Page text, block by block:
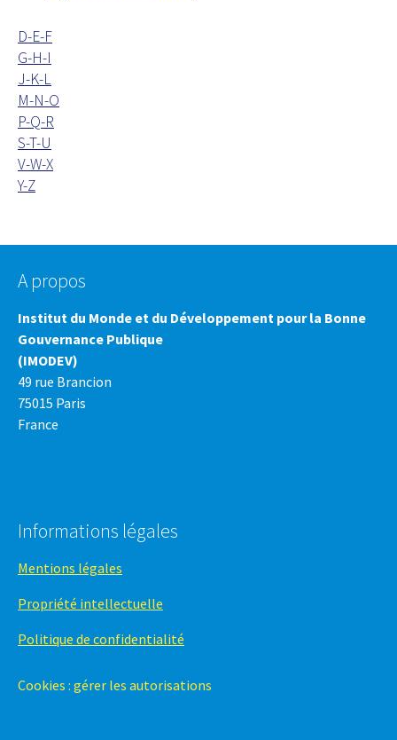
D-E-F
G-H-I
J-K-L
M-N-O
P-Q-R
S-T-U
V-W-X
Y-Z
A propos
Institut du Monde et du Développement pour la Bonne
Gouvernance Publique
(IMODEV)
49 rue Brancion
75015 Paris
France
Informations légales
Mentions légales
Propriété intellectuelle
Politique de confidentialité
Cookies : gérer les autorisations